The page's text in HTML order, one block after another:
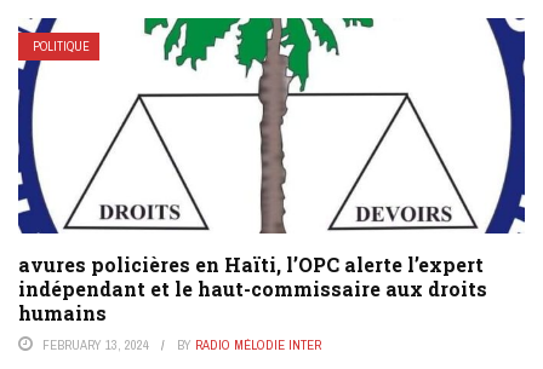
POLITIQUE
avures policières en Haïti, l’OPC alerte l’expert
indépendant et le haut-commissaire aux droits
humains
FEBRUARY 13, 2024 BY RADIO MÉLODIE INTER